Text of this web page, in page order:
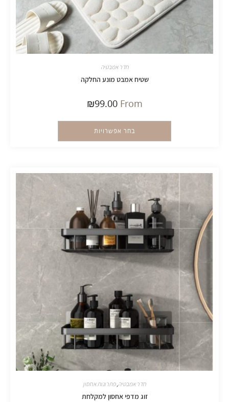
חדר אמבטיה
שטיח אמבט מונע החלקה
From
₪99.00
בחר אפשרויות
חדר אמבטיה,פתרונות אחסון
זוג מדפי אחסון למקלחת